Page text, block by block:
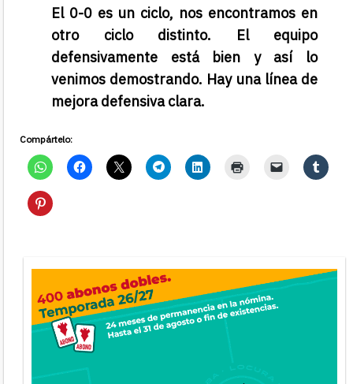
El 0-0 es un ciclo, nos encontramos en
otro ciclo distinto. El equipo
defensivamente está bien y así lo
venimos demostrando. Hay una línea de
mejora defensiva clara.
Compártelo: